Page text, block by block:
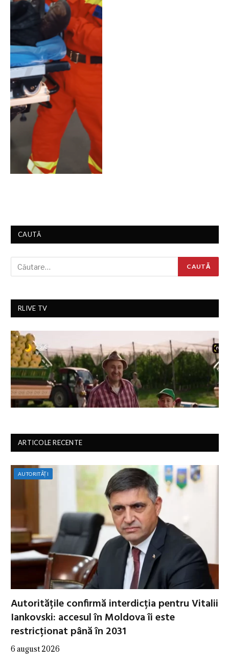
CAUTĂ
RLIVE TV
ARTICOLE RECENTE
AUTORITĂȚI
Autoritățile confirmă interdicția pentru Vitalii
Iankovski: accesul în Moldova îi este
restricționat până în 2031
6 august 2026